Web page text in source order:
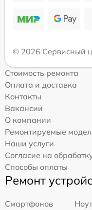
© 2026 Сервисный
Стоимость ремонта
Оплата и доставка
Контакты
Вакансии
О компании
Ремонтируемые
Наши услуги
Согласие на
Способы оплаты
Ремонт
Смартфонов